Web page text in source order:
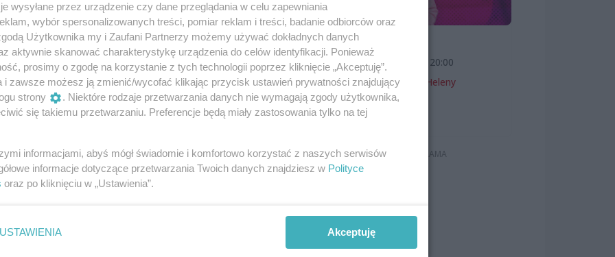
pierwszej połowy XX wieku. Dzięki hojności kolekcjonera i
Miejskiego w Szczecinie (Museum der Stadt Stettin).
która kochała sztukę i piękno. Ostatnie chwile w
wspomnienia i obrazy – te cenne, powieszone w ramach,
żywe, utrwalone przez życie w duszy kolekcjonerki.
Céspedes Sànchez i Joanna Kraszewska (wiolonczela)
7 sierpnia 2026, 20:00
Teatr Letni im. Heleny
Majdaniec
Koncerty
wysyłane przez urządzenie czy dane przeglądania w celu zapewniania
wybór spersonalizowanych treści, pomiar reklam i treści, badanie odbiorców oraz
Użytkownika my i Zaufani Partnerzy możemy używać dokładnych danych
aktywnie skanować charakterystykę urządzenia do celów identyfikacji. Ponieważ
prosimy o zgodę na korzystanie z tych technologii poprzez kliknięcie „Akceptuję”.
i zawsze możesz ją zmienić/wycofać klikając przycisk ustawień prywatności znajdujący
strony
. Niektóre rodzaje przetwarzania danych nie wymagają zgody użytkownika,
się takiemu przetwarzaniu. Preferencje będą miały zastosowania tylko na tej
informacjami, abyś mógł świadomie i komfortowo korzystać z naszych serwisów
informacje dotyczące przetwarzania Twoich danych znajdziesz w Polityce
oraz po kliknięciu w „Ustawienia”.
USTAWIENIA Akceptuję